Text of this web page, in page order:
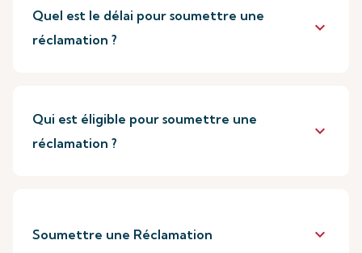
Quel est le délai pour soumettre une
réclamation ?
keyboard_arrow_down
Qui est éligible pour soumettre une
réclamation ?
keyboard_arrow_down
Soumettre une Réclamation keyboard_arrow_down